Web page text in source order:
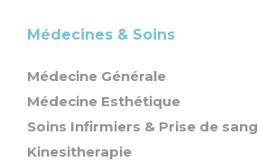
Médecines & Soins
Médecine Générale
Médecine Esthétique
Soins Infirmiers & Prise de sang
Kinesitherapie